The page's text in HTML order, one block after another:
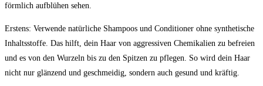
förmlich aufblühen sehen.
Erstens: Verwende natürliche Shampoos und Conditioner ohne synthetische
Inhaltsstoffe. Das hilft, dein Haar von aggressiven Chemikalien zu befreien
und es von den Wurzeln bis zu den Spitzen zu pflegen. So wird dein Haar
nicht nur glänzend und geschmeidig, sondern auch gesund und kräftig.